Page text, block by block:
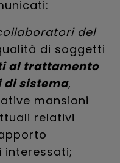
del
di soggetti
al trattamento
sistema,
mansioni
relativi